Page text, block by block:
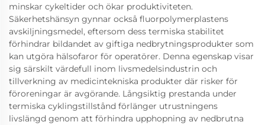
minskar cykeltider och ökar produktiviteten.
Säkerhetshänsyn gynnar också fluorpolymerplastens
avskiljningsmedel, eftersom dess termiska stabilitet
förhindrar bildandet av giftiga nedbrytningsprodukter som
kan utgöra hälsofaror för operatörer. Denna egenskap visar
sig särskilt värdefull inom livsmedelsindustrin och
tillverkning av medicintekniska produkter där risker för
föroreningar är avgörande. Långsiktig prestanda under
termiska cyklingstillstånd förlänger utrustningens
livslängd genom att förhindra upphopning av nedbrutna